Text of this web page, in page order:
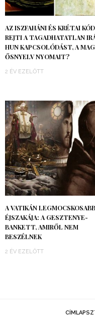
AZ ISZFAHÁNI ÉS KRÉTAI
REJTI A TAGADHATATLAN
HUN KAPCSOLÓDÁST, A
ŐSNYELV NYOMAIT?
2 ÉV EZELŐTT
A VATIKÁN LEGMOCSKOSABB
ÉJSZAKÁJA: A GESZTENYE-
BANKETT, AMIRŐL NEM
BESZÉLNEK
2 ÉV EZELŐTT